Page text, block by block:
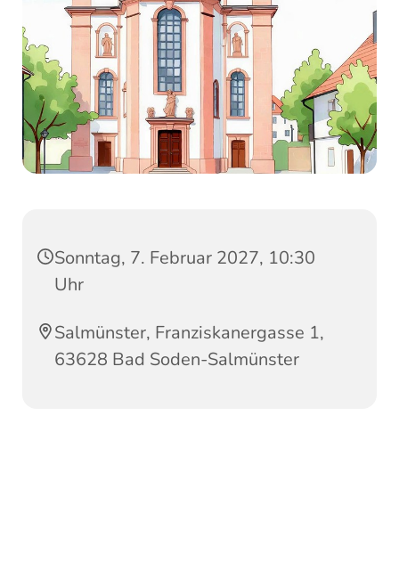
Sonntag, 7. Februar 2027, 10:30
Uhr
Salmünster, Franziskanergasse 1,
63628 Bad Soden-Salmünster